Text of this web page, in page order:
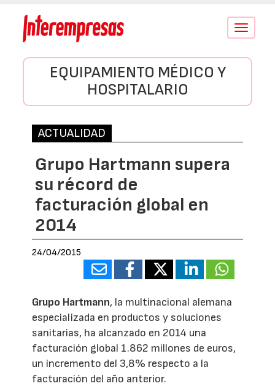
Conmutar
EQUIPAMIENTO MÉDICO Y
HOSPITALARIO
ACTUALIDAD
Grupo Hartmann supera
su récord de
facturación global en
2014
24/04/2015
Grupo Hartmann, la multinacional alemana
especializada en productos y soluciones
sanitarias, ha alcanzado en 2014 una
facturación global 1.862 millones de euros,
un incremento del 3,8% respecto a la
facturación del año anterior.